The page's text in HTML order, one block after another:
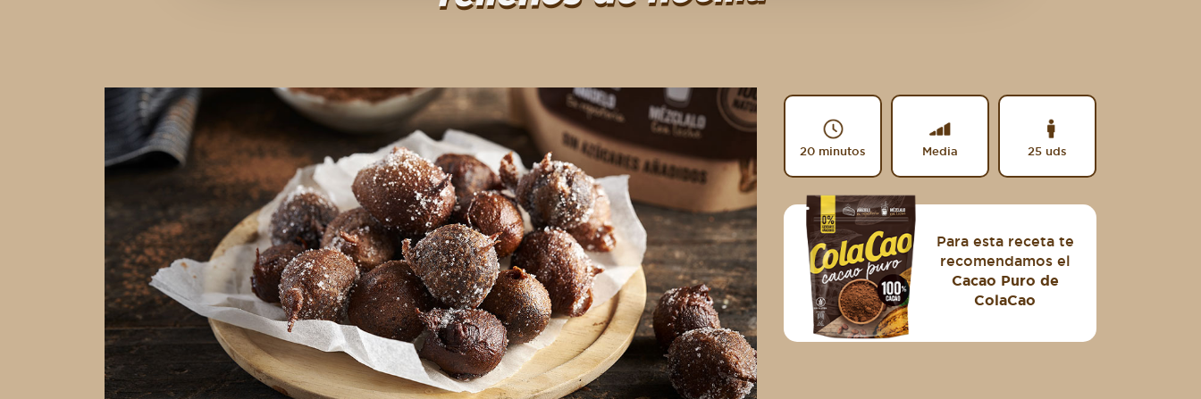
20 minutos Media 25 uds
Para esta receta te
recomendamos el
Cacao Puro de
ColaCao